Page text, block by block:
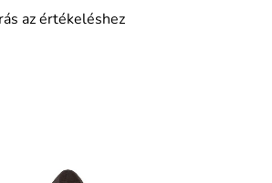
5-ből 0,0 csillag.
az értékeléshez